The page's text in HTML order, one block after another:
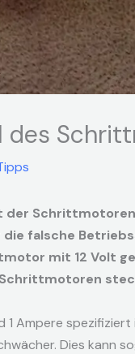
des
der
falsche
mit 12 Volt
1 Ampere
Dies kann